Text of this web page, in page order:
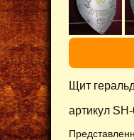
Щит
артикул